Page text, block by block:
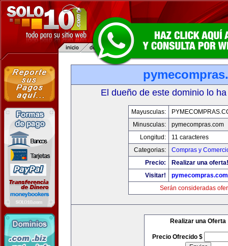
El dueño de este dominio lo
Mayusculas:
Minusculas:
pymecompras.com
Longitud:
11 caracteres
Categorias:
Compras y
Precio:
Realizar una oferta!
Visitar!
pymecompras.com
Serán consideradas
Realizar una Oferta
Precio Ofrecido $